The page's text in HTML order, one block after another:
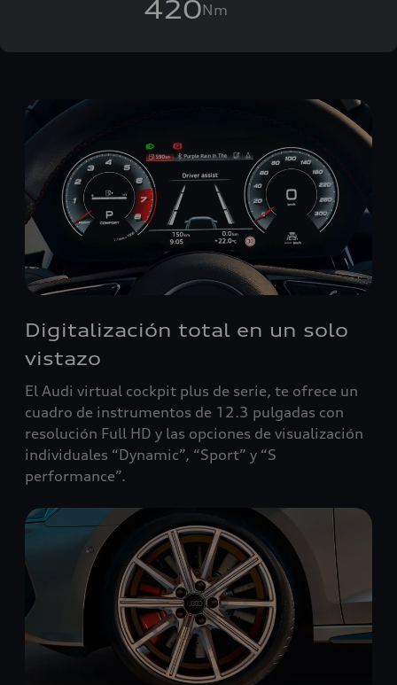
420Nm
Digitalización total en un solo
vistazo
El Audi virtual cockpit plus de serie, te ofrece un
cuadro de instrumentos de 12.3 pulgadas con
resolución Full HD y las opciones de visualización
individuales “Dynamic”, “Sport” y “S
performance”.